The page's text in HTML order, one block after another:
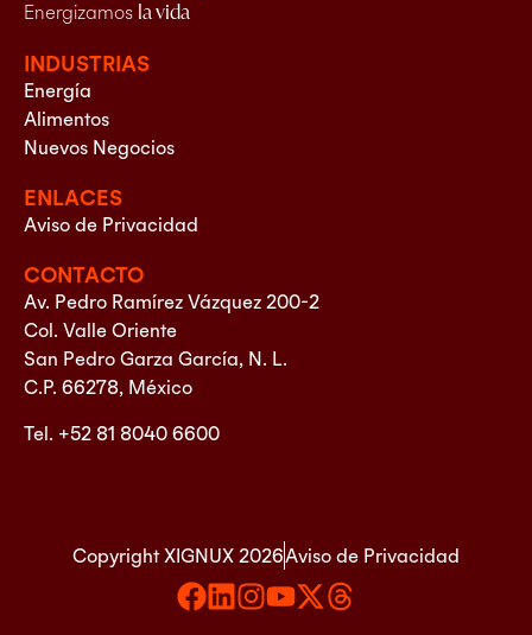
Energizamos la vida
INDUSTRIAS
Energía
Alimentos
Nuevos Negocios
ENLACES
Aviso de Privacidad
CONTACTO
Av. Pedro Ramírez Vázquez 200-2
Col. Valle Oriente
San Pedro Garza García, N. L.
C.P. 66278, México
Tel. +52 81 8040 6600
Copyright XIGNUX 2026Aviso de Privacidad